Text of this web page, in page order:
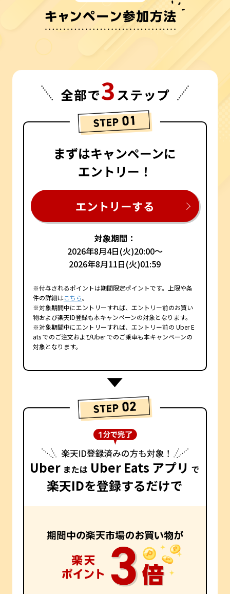
まずはキャンペーンに
エントリー！
エントリーする
対象期間：
2026年8月4日(火)20:00～
2026年8月11日(火)01:59
※付与されるポイントは期間限定ポイントです。上限や条
件の詳細はこちら。
※対象期間中にエントリーすれば、エントリー前のお買い
物および楽天ID登録も本キャンペーンの対象となります。
※対象期間中にエントリーすれば、エントリー前の Uber E
ats でのご注文およびUber でのご乗車も本キャンペーンの
対象となります。
Uber または Uber Eats アプリで
楽天IDを登録するだけで